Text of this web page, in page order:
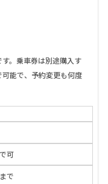
。乗車券は別途購入す
能で、予約変更も何度
可
で